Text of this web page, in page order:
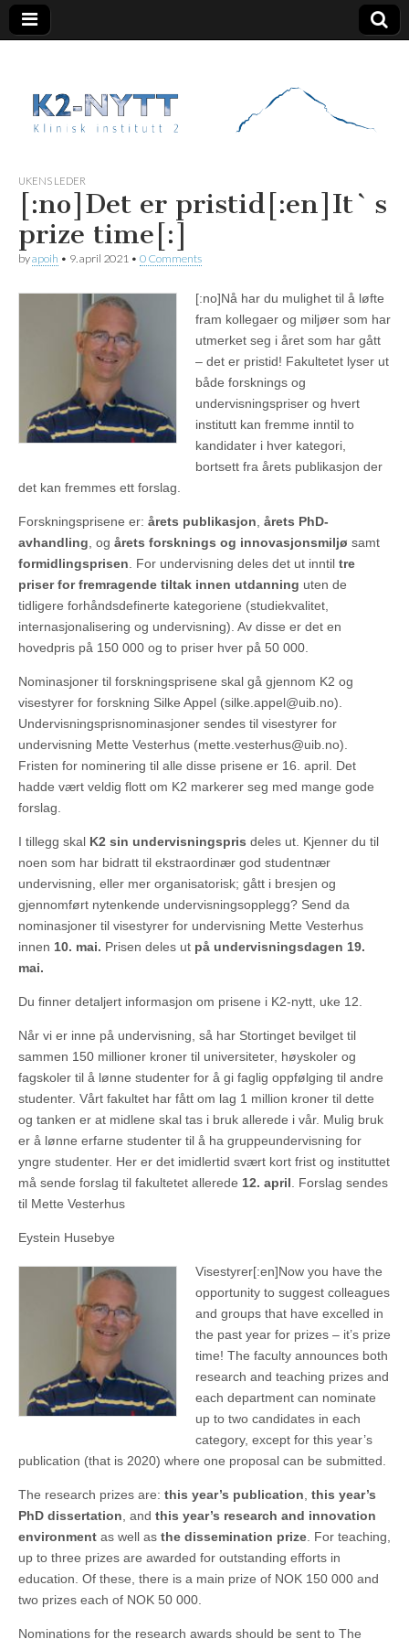
K2 Nytt
UKENS LEDER
[:no]Det er pristid[:en]It`s
prize time[:]
byapoih • 9. april 2021 • 0 Comments
[:no]Nå har du mulighet til å løfte
fram kollegaer og miljøer som har
utmerket seg i året som har gått
– det er pristid! Fakultetet lyser ut
både forsknings og
undervisningspriser og hvert
institutt kan fremme inntil to
kandidater i hver kategori,
bortsett fra årets publikasjon der
det kan fremmes ett forslag.
Forskningsprisene er: årets publikasjon, årets PhD-
avhandling, og årets forsknings og innovasjonsmiljø samt
formidlingsprisen. For undervisning deles det ut inntil tre
priser for fremragende tiltak innen utdanning uten de
tidligere forhåndsdefinerte kategoriene (studiekvalitet,
internasjonalisering og undervisning). Av disse er det en
hovedpris på 150 000 og to priser hver på 50 000.
Nominasjoner til forskningsprisene skal gå gjennom K2 og
visestyrer for forskning Silke Appel (silke.appel@uib.no).
Undervisningsprisnominasjoner sendes til visestyrer for
undervisning Mette Vesterhus (mette.vesterhus@uib.no).
Fristen for nominering til alle disse prisene er 16. april. Det
hadde vært veldig flott om K2 markerer seg med mange gode
forslag.
I tillegg skal K2 sin undervisningspris deles ut. Kjenner du til
noen som har bidratt til ekstraordinær god studentnær
undervisning, eller mer organisatorisk; gått i bresjen og
gjennomført nytenkende undervisningsopplegg? Send da
nominasjoner til visestyrer for undervisning Mette Vesterhus
innen 10. mai. Prisen deles ut på undervisningsdagen 19.
mai.
Du finner detaljert informasjon om prisene i K2-nytt, uke 12.
Når vi er inne på undervisning, så har Stortinget bevilget til
sammen 150 millioner kroner til universiteter, høyskoler og
fagskoler til å lønne studenter for å gi faglig oppfølging til andre
studenter. Vårt fakultet har fått om lag 1 million kroner til dette
og tanken er at midlene skal tas i bruk allerede i vår. Mulig bruk
er å lønne erfarne studenter til å ha gruppeundervisning for
yngre studenter. Her er det imidlertid svært kort frist og instituttet
må sende forslag til fakultetet allerede 12. april. Forslag sendes
til Mette Vesterhus
Eystein Husebye
Visestyrer[:en]Now you have the
opportunity to suggest colleagues
and groups that have excelled in
the past year for prizes – it’s prize
time! The faculty announces both
research and teaching prizes and
each department can nominate
up to two candidates in each
category, except for this year’s
publication (that is 2020) where one proposal can be submitted.
The research prizes are: this year’s publication, this year’s
PhD dissertation, and this year’s research and innovation
environment as well as the dissemination prize. For teaching,
up to three prizes are awarded for outstanding efforts in
education. Of these, there is a main prize of NOK 150 000 and
two prizes each of NOK 50 000.
Nominations for the research awards should be sent to The